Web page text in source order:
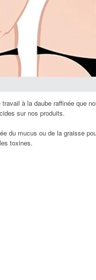
à la daube raffinée que
sur nos produits.
du mucus ou de la graisse
toxines.